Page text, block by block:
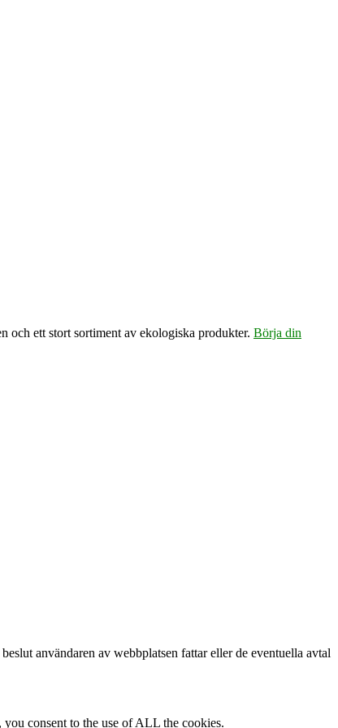
ett stort sortiment av ekologiska produkter. Börja din
användaren av webbplatsen fattar eller de eventuella avtal
consent to the use of ALL the cookies.